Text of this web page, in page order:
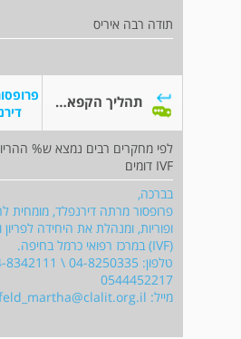
תודה רבה איריס
תהליך הקפאת ביציות
לפי מחקרים רבים נמצא ש%
IVF דומים
בברכה,
פרופסור מרתה דירנפלד, מומחית
ופוריות, ומנהלת את היחידה
(IVF) במרכז רפואי כרמל בחיפה.
0544452217
מייל: